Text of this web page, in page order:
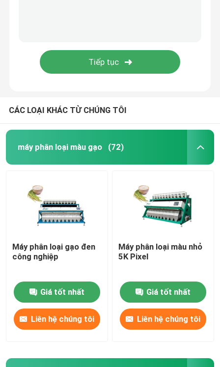
CÁC LOẠI KHÁC TỪ CHÚNG TÔI
máy phân loại màu gạo (72)
Máy phân loại gạo đen
công nghiệp
Giá tốt nhất
Liên hệ chúng tôi
Máy phân loại màu nhỏ
5K Pixel
Giá tốt nhất
Liên hệ chúng tôi